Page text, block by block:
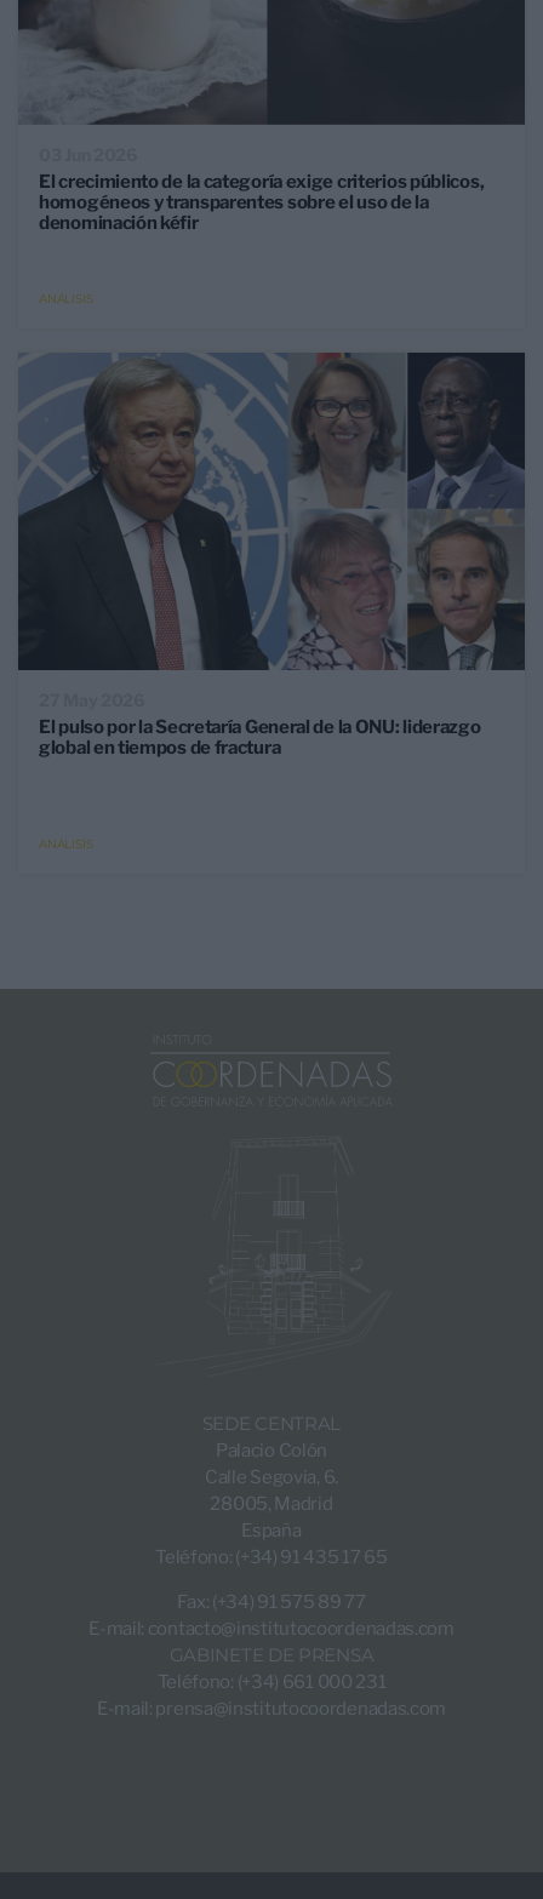
El crecimiento de la categoría exige criterios públicos,
homogéneos y transparentes sobre el uso de la
denominación kéfir
ANÁLISIS
El pulso por la Secretaría General de la ONU: liderazgo
global en tiempos de fractura
ANÁLISIS
SEDE CENTRAL
Palacio Colón
Calle Segovia, 6.
28005, Madrid
España
Teléfono: (+34) 91 435 17 65
Fax: (+34) 91 575 89 77
E-mail: contacto@institutocoordenadas.com
GABINETE DE PRENSA
Teléfono: (+34) 661 000 231
E-mail: prensa@institutocoordenadas.com